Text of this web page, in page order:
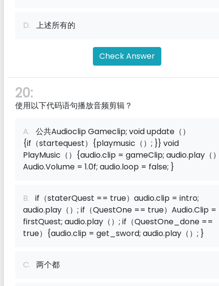
D. 上述所有的
Check Answer
20:
使用以下代码语句播放音频剪辑？
A. 公共Audioclip Gameclip; void update（）
{if（startequest）{playmusic（）; }} void
PlayMusic（）{audio.clip = gameClip; audio.play（
Audio.Volume = 1.0f; audio.loop = false; }
B. if（staterQuest == true）audio.clip = intro;
audio.play（）; if（QuestOne == true）Audio.Clip =
firstQuest; audio.play（）; if（QuestOne_done ==
true）{audio.clip = get_sword; audio.play（）; }
C. 两个都